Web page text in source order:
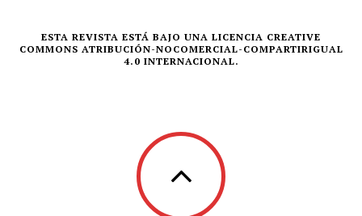
ESTA REVISTA ESTÁ BAJO UNA LICENCIA CREATIVE
COMMONS ATRIBUCIÓN-NOCOMERCIAL-COMPARTIRIGUAL
4.0 INTERNACIONAL.